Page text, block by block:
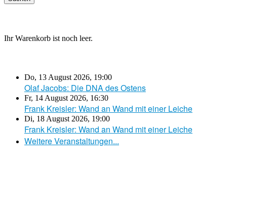
Ihr Warenkorb ist noch leer.
Do, 13 August 2026, 19:00
Olaf Jacobs: Die DNA des Ostens
Fr, 14 August 2026, 16:30
Frank Kreisler: Wand an Wand mit einer Leiche
Di, 18 August 2026, 19:00
Frank Kreisler: Wand an Wand mit einer Leiche
Weitere Veranstaltungen...